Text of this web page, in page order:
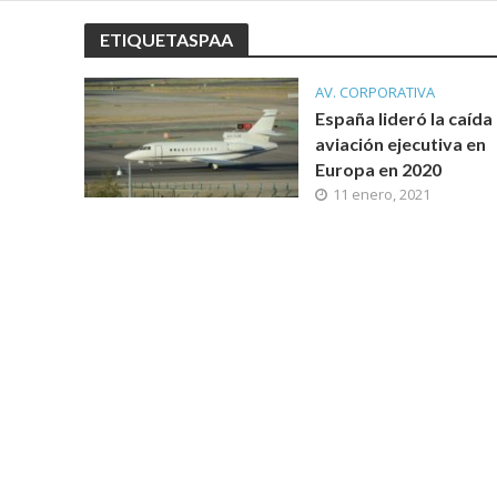
ETIQUETASPAA
AV. CORPORATIVA
España lideró la caída
aviación ejecutiva en
Europa en 2020
11 enero, 2021